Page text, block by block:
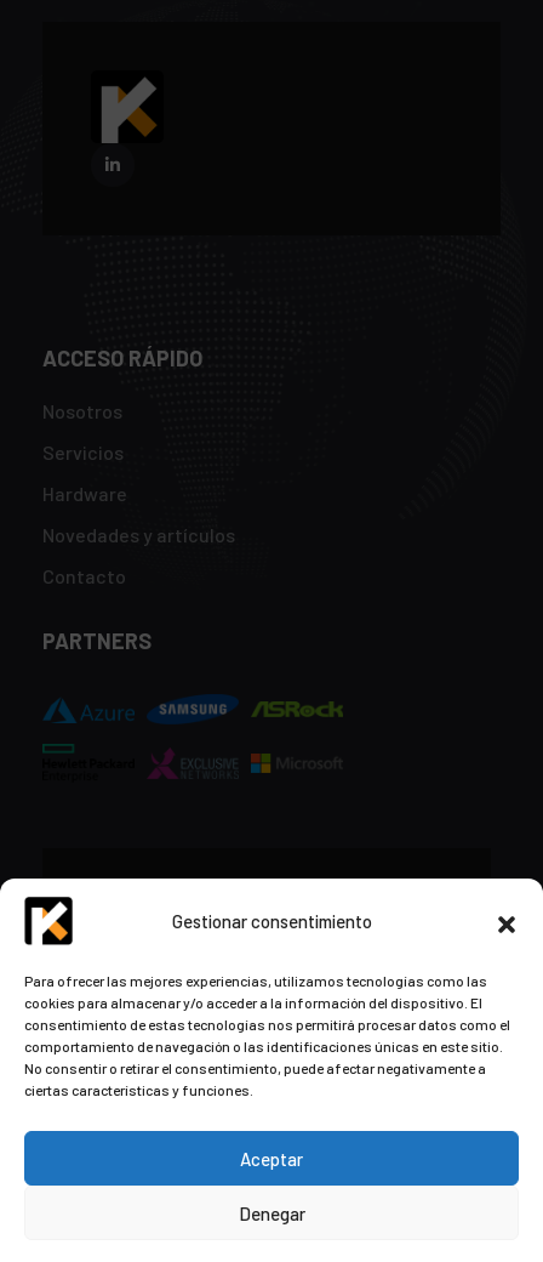
Gestionar consentimiento
Para ofrecer las mejores experiencias, utilizamos tecnologías como las
cookies para almacenar y/o acceder a la información del dispositivo. El
consentimiento de estas tecnologías nos permitirá procesar datos como el
comportamiento de navegación o las identificaciones únicas en este sitio.
No consentir o retirar el consentimiento, puede afectar negativamente a
ciertas características y funciones.
Aceptar
Denegar
ACCESO RÁPIDO
Nosotros
Servicios
Hardware
Novedades y artículos
Contacto
PARTNERS
contacto@kds.cloud
www.kds.cloud
Plaza Libertad 8Entreplanta, Oficina
3,31004 Pamplona,
by Kaizen Development Solutions ·